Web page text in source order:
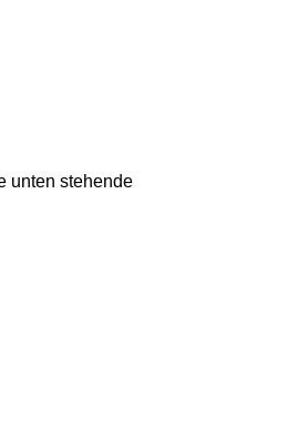
unten stehende